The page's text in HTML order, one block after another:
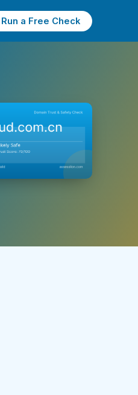
Run a Free Check